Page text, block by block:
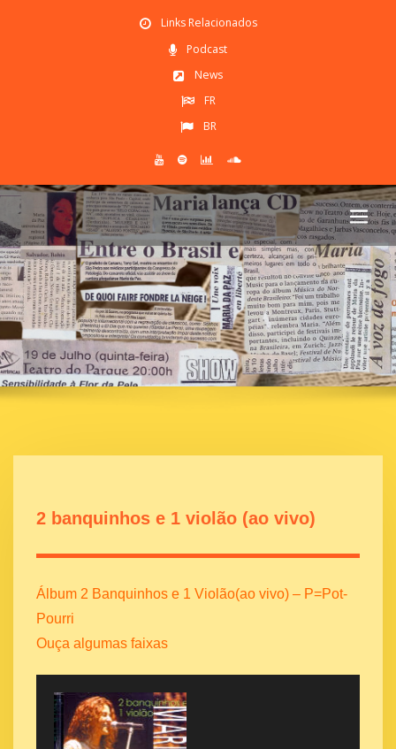
Links Relacionados
Podcast
News
FR
BR
2 banquinhos e 1 violão (ao vivo)
Álbum 2 Banquinhos e 1 Violão(ao vivo) – P=Pot-
Pourri
Ouça algumas faixas